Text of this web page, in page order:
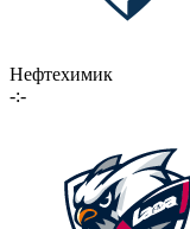
Нефтехимик
-:-